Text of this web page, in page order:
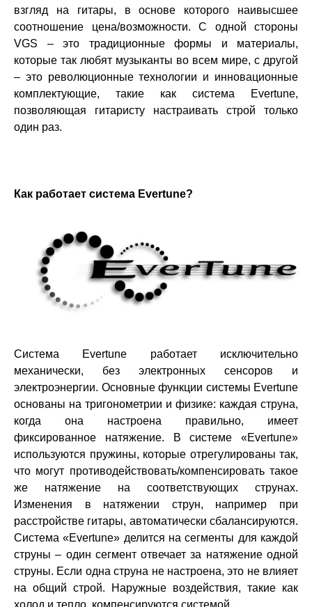
взгляд на гитары, в основе которого наивысшее
соотношение цена/возможности. С одной стороны
VGS – это традиционные формы и материалы,
которые так любят музыканты во всем мире, с другой
– это революционные технологии и инновационные
комплектующие, такие как система Evertune,
позволяющая гитаристу настраивать строй только
один раз.
Как работает система Evertune?
Система Evertune работает исключительно
механически, без электронных сенсоров и
электроэнергии. Основные функции системы Evertune
основаны на тригонометрии и физике: каждая струна,
когда она настроена правильно, имеет
фиксированное натяжение. В системе «Evertune»
используются пружины, которые отрегулированы так,
что могут противодействовать/компенсировать такое
же натяжение на соответствующих струнах.
Изменения в натяжении струн, например при
расстройстве гитары, автоматически сбалансируются.
Система «Evertune» делится на сегменты для каждой
струны – один сегмент отвечает за натяжение одной
струны. Если одна струна не настроена, это не влияет
на общий строй. Наружные воздействия, такие как
холод и тепло, компенсируются системой.